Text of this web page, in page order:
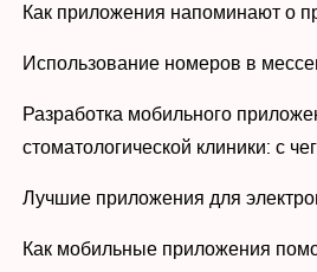
Как приложения напоминают о
Использование номеров в
Разработка мобильного
стоматологической клиники: с
Лучшие приложения для
Как мобильные приложения